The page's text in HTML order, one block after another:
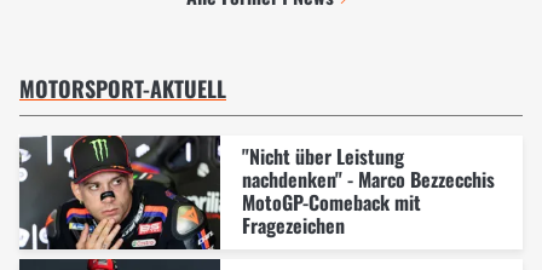
MOTORSPORT-AKTUELL
"Nicht über Leistung
nachdenken" - Marco Bezzecchis
MotoGP-Comeback mit
Fragezeichen